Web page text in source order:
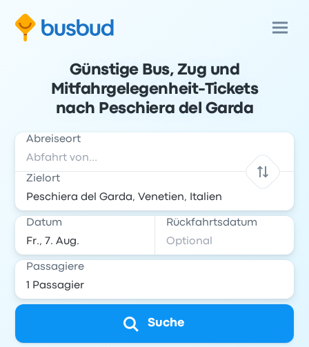
Günstige Bus, Zug und
Mitfahrgelegenheit-Tickets
nach Peschiera del Garda
Abreiseort
Zielort
Datum Rückfahrtsdatum
Passagiere
Suche